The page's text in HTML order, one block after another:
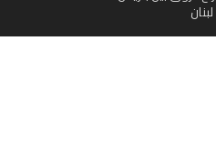
الدولة: لماذا يُعدّ نزع